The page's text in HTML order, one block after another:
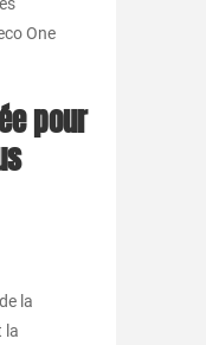
One
pour
la
la